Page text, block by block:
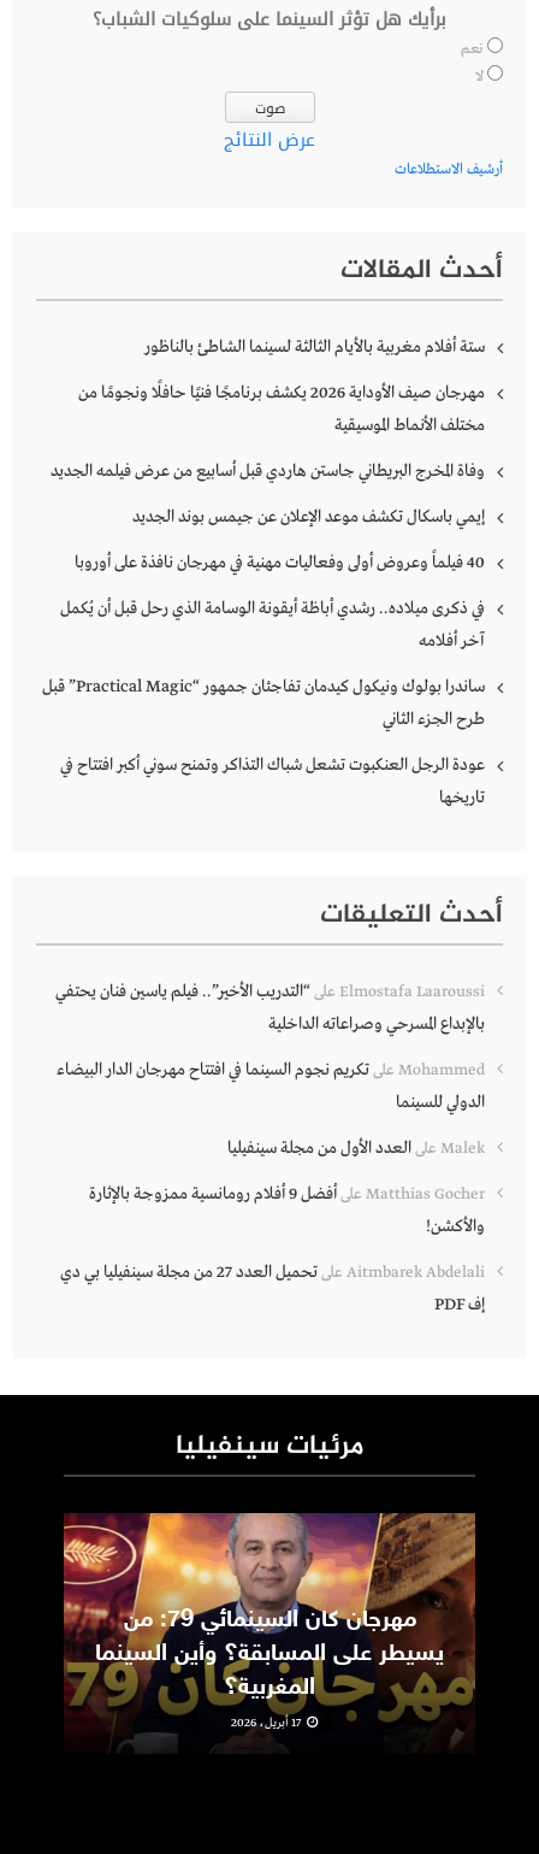
برأيك هل تؤثر السينما على سلوكيات الشباب؟
نعم
لا
عرض النتائج
أرشيف الاستطلاعات
أحدث المقالات
ستة أفلام مغربية بالأيام الثالثة لسينما الشاطئ بالناظور
مهرجان صيف الأوداية 2026 يكشف برنامجًا فنيًا حافلًا ونجومًا من
مختلف الأنماط الموسيقية
وفاة المخرج البريطاني جاستن هاردي قبل أسابيع من عرض فيلمه الجديد
إيمي باسكال تكشف موعد الإعلان عن جيمس بوند الجديد
40 فيلماً وعروض أولى وفعاليات مهنية في مهرجان نافذة على أوروبا
في ذكرى ميلاده.. رشدي أباظة أيقونة الوسامة الذي رحل قبل أن يُكمل
آخر أفلامه
ساندرا بولوك ونيكول كيدمان تفاجئان جمهور “Practical Magic” قبل
طرح الجزء الثاني
عودة الرجل العنكبوت تشعل شباك التذاكر وتمنح سوني أكبر افتتاح في
تاريخها
أحدث التعليقات
Elmostafa Laaroussi على“التدريب الأخير”.. فيلم ياسين فنان يحتفي
بالإبداع المسرحي وصراعاته الداخلية
Mohammed علىتكريم نجوم السينما في افتتاح مهرجان الدار البيضاء
الدولي للسينما
Malek علىالعدد الأول من مجلة سينفيليا
Matthias Gocher على
أفضل 9 أفلام رومانسية ممزوجة بالإثارة
والأكشن!
Aitmbarek Abdelali على
تحميل العدد 27 من مجلة سينفيليا بي دي
إف PDF
مرئيات سينفيليا
مهرجان كان السينمائي 79: من
يسيطر على المسابقة؟ وأين السينما
المغربية؟
17 أبريل، 2026